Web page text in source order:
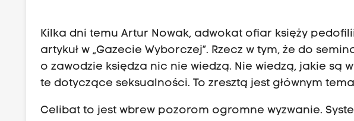
Kilka dni temu Artur Nowak, adwokat ofiar księży
artykuł w „Gazecie Wyborczej”. Rzecz w tym, że do
o zawodzie księdza nic nie wiedzą. Nie wiedzą, jakie są
te dotyczące seksualności. To zresztą jest głównym
Celibat to jest wbrew pozorom ogromne wyzwanie.